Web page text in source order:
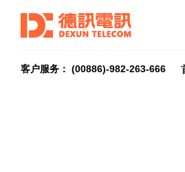
客户服务： (00886)-982-263-666